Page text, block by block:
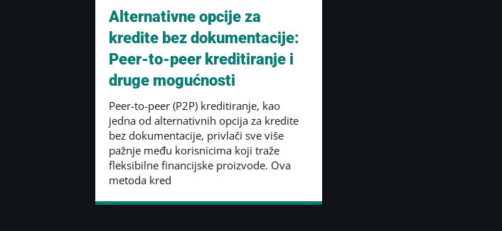
Alternativne opcije za
kredite bez dokumentacije:
Peer-to-peer kreditiranje i
druge mogućnosti
Peer-to-peer (P2P) kreditiranje, kao
jedna od alternativnih opcija za kredite
bez dokumentacije, privlači sve više
pažnje među korisnicima koji traže
fleksibilne financijske proizvode. Ova
metoda kred